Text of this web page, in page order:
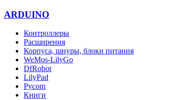
ARDUINO
Контроллеры
Расширения
Корпуса, шнуры, блоки питания
WeMos-LilyGo
DfRobot
LilyPad
Pycom
Книги